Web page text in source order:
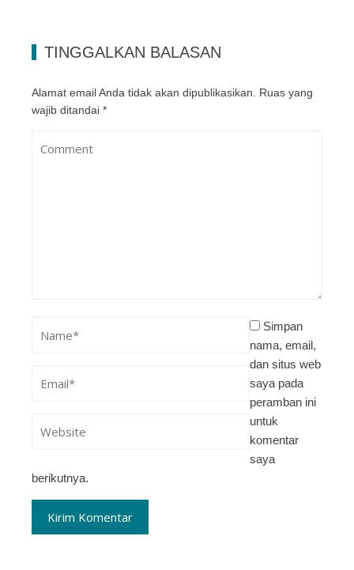
TINGGALKAN BALASAN
Alamat email Anda tidak akan dipublikasikan.
Ruas yang
wajib ditandai *
Simpan
nama, email,
dan situs web
saya pada
peramban ini
untuk
komentar
saya
berikutnya.